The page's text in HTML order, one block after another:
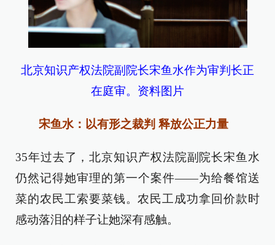
北京知识产权法院副院长宋鱼水作为审判长正
在庭审。资料图片
宋鱼水：以有形之裁判 释放公正力量
35年过去了，北京知识产权法院副院长宋鱼水
仍然记得她审理的第一个案件——为给餐馆送
菜的农民工索要菜钱。农民工成功拿回价款时
感动落泪的样子让她深有感触。